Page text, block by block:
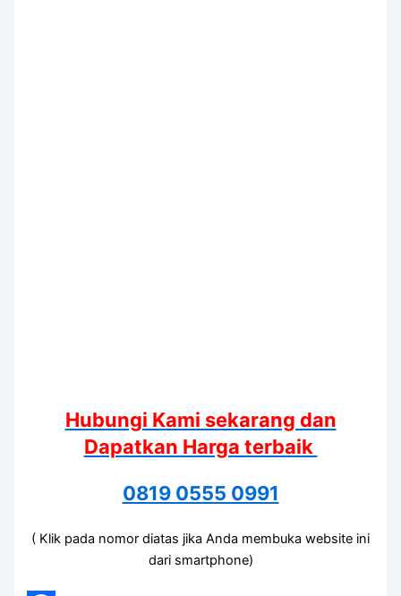
Hubungi Kami sekarang dan
Dapatkan Harga terbaik
0819 0555 0991
( Klik pada nomor diatas jika Anda membuka website ini
dari smartphone)